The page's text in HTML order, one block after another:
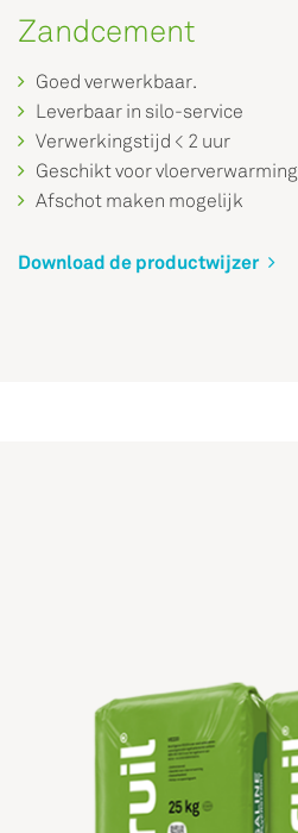
Zandcement
Goed verwerkbaar.
Leverbaar in silo-service
Verwerkingstijd < 2 uur
Geschikt voor vloerverwarming
Afschot maken mogelijk
Download de productwijzer